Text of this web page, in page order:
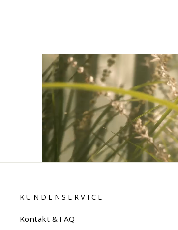
KUNDENSERVICE
Kontakt & FAQ